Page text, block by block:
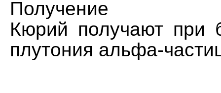
Получение
Кюрий получают при
плутония альфа-